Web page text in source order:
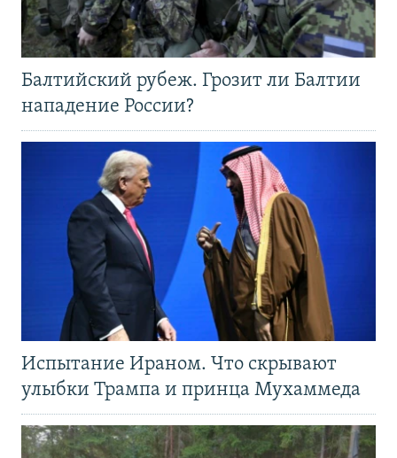
Балтийский рубеж. Грозит ли Балтии
нападение России?
Испытание Ираном. Что скрывают
улыбки Трампа и принца Мухаммеда